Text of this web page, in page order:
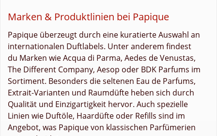
Marken & Produktlinien bei Papique
Papique überzeugt durch eine kuratierte Auswahl an
internationalen Duftlabels. Unter anderem findest
du Marken wie Acqua di Parma, Aedes de Venustas,
The Different Company, Aesop oder BDK Parfums im
Sortiment. Besonders die seltenen Eau de Parfums,
Extrait-Varianten und Raumdüfte heben sich durch
Qualität und Einzigartigkeit hervor. Auch spezielle
Linien wie Duftöle, Haardüfte oder Refills sind im
Angebot, was Papique von klassischen Parfümerien